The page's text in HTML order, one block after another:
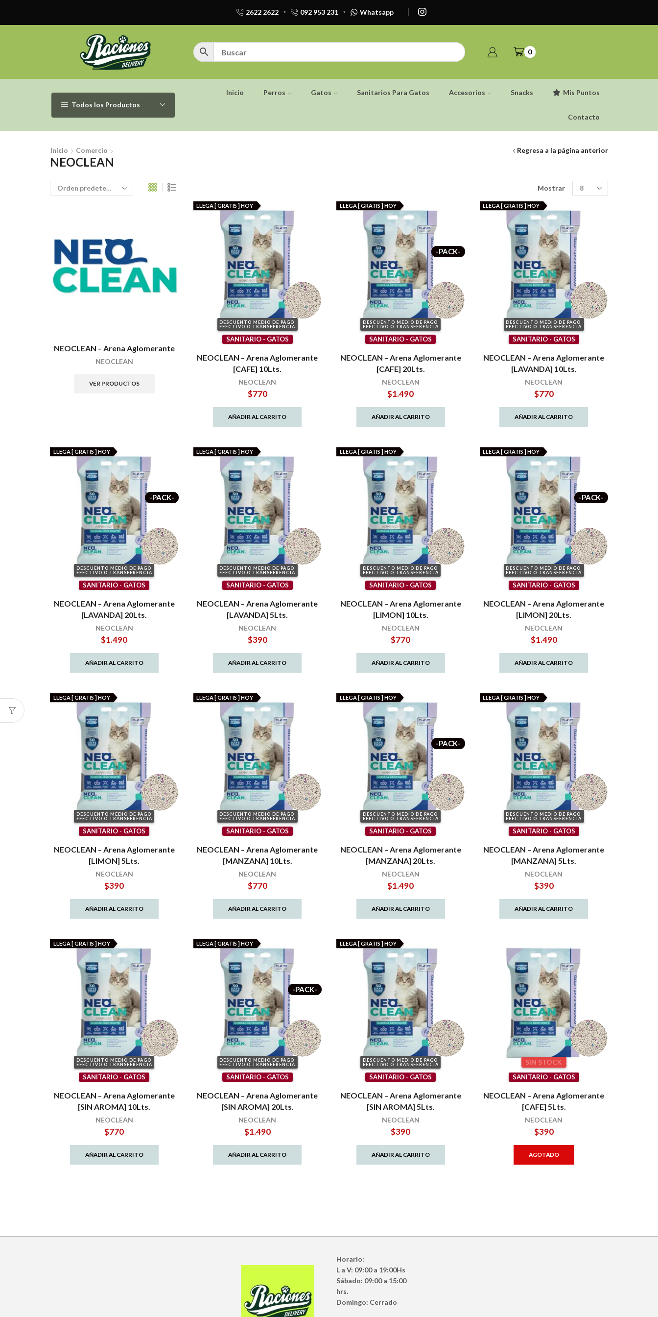
2622 2622 092 953 231 Whatsapp
0
Todos los Productos
Inicio Perros Gatos Sanitarios Para Gatos Accesorios Snacks Mis Puntos
Contacto
Inicio Comercio
NEOCLEAN
Regresa a la página anterior
Mostrar
Productos
por
NEOCLEAN – Arena Aglomerante
NEOCLEAN
VER PRODUCTOS
DESCUENTO MEDIO DE PAGO
EFECTIVO O TRANSFERENCIA
LLEGA [ GRATIS ] HOY
SANITARIO - GATOS
NEOCLEAN – Arena Aglomerante
[CAFE] 10Lts.
NEOCLEAN
$770
AÑADIR AL CARRITO
-PACK-
DESCUENTO MEDIO DE PAGO
EFECTIVO O TRANSFERENCIA
LLEGA [ GRATIS ] HOY
SANITARIO - GATOS
NEOCLEAN – Arena Aglomerante
[CAFE] 20Lts.
NEOCLEAN
$1.490
AÑADIR AL CARRITO
DESCUENTO MEDIO DE PAGO
EFECTIVO O TRANSFERENCIA
LLEGA [ GRATIS ] HOY
SANITARIO - GATOS
NEOCLEAN – Arena Aglomerante
[LAVANDA] 10Lts.
NEOCLEAN
$770
AÑADIR AL CARRITO
-PACK-
DESCUENTO MEDIO DE PAGO
EFECTIVO O TRANSFERENCIA
LLEGA [ GRATIS ] HOY
SANITARIO - GATOS
NEOCLEAN – Arena Aglomerante
[LAVANDA] 20Lts.
NEOCLEAN
$1.490
AÑADIR AL CARRITO
DESCUENTO MEDIO DE PAGO
EFECTIVO O TRANSFERENCIA
LLEGA [ GRATIS ] HOY
SANITARIO - GATOS
NEOCLEAN – Arena Aglomerante
[LAVANDA] 5Lts.
NEOCLEAN
$390
AÑADIR AL CARRITO
DESCUENTO MEDIO DE PAGO
EFECTIVO O TRANSFERENCIA
LLEGA [ GRATIS ] HOY
SANITARIO - GATOS
NEOCLEAN – Arena Aglomerante
[LIMON] 10Lts.
NEOCLEAN
$770
AÑADIR AL CARRITO
-PACK-
DESCUENTO MEDIO DE PAGO
EFECTIVO O TRANSFERENCIA
LLEGA [ GRATIS ] HOY
SANITARIO - GATOS
NEOCLEAN – Arena Aglomerante
[LIMON] 20Lts.
NEOCLEAN
$1.490
AÑADIR AL CARRITO
DESCUENTO MEDIO DE PAGO
EFECTIVO O TRANSFERENCIA
LLEGA [ GRATIS ] HOY
SANITARIO - GATOS
NEOCLEAN – Arena Aglomerante
[LIMON] 5Lts.
NEOCLEAN
$390
AÑADIR AL CARRITO
DESCUENTO MEDIO DE PAGO
EFECTIVO O TRANSFERENCIA
LLEGA [ GRATIS ] HOY
SANITARIO - GATOS
NEOCLEAN – Arena Aglomerante
[MANZANA] 10Lts.
NEOCLEAN
$770
AÑADIR AL CARRITO
-PACK-
DESCUENTO MEDIO DE PAGO
EFECTIVO O TRANSFERENCIA
LLEGA [ GRATIS ] HOY
SANITARIO - GATOS
NEOCLEAN – Arena Aglomerante
[MANZANA] 20Lts.
NEOCLEAN
$1.490
AÑADIR AL CARRITO
DESCUENTO MEDIO DE PAGO
EFECTIVO O TRANSFERENCIA
LLEGA [ GRATIS ] HOY
SANITARIO - GATOS
NEOCLEAN – Arena Aglomerante
[MANZANA] 5Lts.
NEOCLEAN
$390
AÑADIR AL CARRITO
DESCUENTO MEDIO DE PAGO
EFECTIVO O TRANSFERENCIA
LLEGA [ GRATIS ] HOY
SANITARIO - GATOS
NEOCLEAN – Arena Aglomerante
[SIN AROMA] 10Lts.
NEOCLEAN
$770
AÑADIR AL CARRITO
-PACK-
DESCUENTO MEDIO DE PAGO
EFECTIVO O TRANSFERENCIA
LLEGA [ GRATIS ] HOY
SANITARIO - GATOS
NEOCLEAN – Arena Aglomerante
[SIN AROMA] 20Lts.
NEOCLEAN
$1.490
AÑADIR AL CARRITO
DESCUENTO MEDIO DE PAGO
EFECTIVO O TRANSFERENCIA
LLEGA [ GRATIS ] HOY
SANITARIO - GATOS
NEOCLEAN – Arena Aglomerante
[SIN AROMA] 5Lts.
NEOCLEAN
$390
AÑADIR AL CARRITO
SIN STOCK
SANITARIO - GATOS
NEOCLEAN – Arena Aglomerante
[CAFE] 5Lts.
NEOCLEAN
$390
AGOTADO
Horario:
L a V: 09:00 a 19:00Hs
Sábado: 09:00 a 15:00
hrs.
Domingo: Cerrado